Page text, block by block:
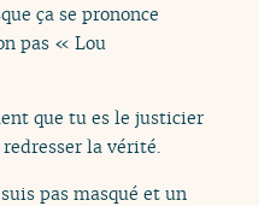
ça se prononce
pas « Lou
que tu es le justicier
la vérité.
suis pas masqué et un